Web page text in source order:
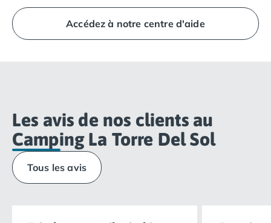
directement à la Réception Homair Vacances -
Eurocamp (marques de notre groupe).
Accédez à notre centre d'aide
Les avis de nos clients au
Camping La Torre Del Sol
Tous les avis